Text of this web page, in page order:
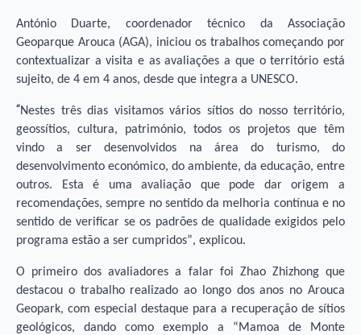
António Duarte, coordenador técnico da Associação
Geoparque Arouca (AGA), iniciou os trabalhos começando por
contextualizar a visita e as avaliações a que o território está
sujeito, de 4 em 4 anos, desde que integra a UNESCO.
“Nestes três dias visitamos vários sí­tios do nosso território,
geossítios, cultura, património, todos os projetos que têm
vindo a ser desenvolvidos na área do turismo, do
desenvolvimento económico, do ambiente, da educação, entre
outros. Esta é uma avaliação que pode dar origem a
recomendações, sempre no sentido da melhoria contínua e no
sentido de verificar se os padrões de qualidade exigidos pelo
programa estão a ser cumpridos”, explicou.
O primeiro dos avaliadores a falar foi Zhao Zhizhong que
destacou o trabalho realizado ao longo dos anos no Arouca
Geopark, com especial destaque para a recuperação de sítios
geológicos, dando como exemplo a “Mamoa de Monte